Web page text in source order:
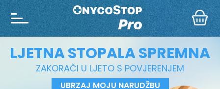
LJETNA STOPALA SPREMNA
ZAKORAČI U LJETO S POVJERENJEM
UBRZAJ MOJU NARUDŽBU